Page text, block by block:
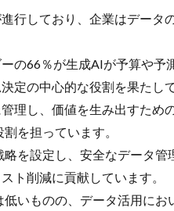
行しており、企業はデータ
の66％が生成AIが予算や予
定の中心的な役割を果たし
理し、価値を生み出すため
を担っています。
を設定し、安全なデータ
ト削減に貢献しています。
いものの、データ活用に